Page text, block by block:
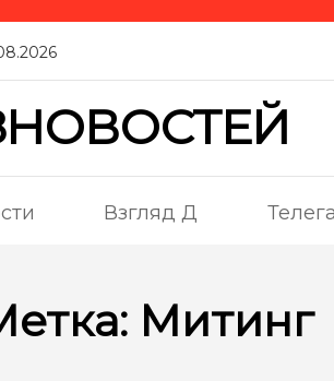
Взгляд Д Телега
Митинг